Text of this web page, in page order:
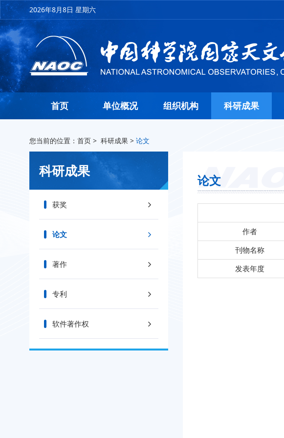
2026年8月8日 星期六
首页 单位概况 组织机构 科研成果
您当前的位置： 首页 > 科研成果 > 论文
科研成果
获奖
论文
著作
专利
软件著作权
论文
作者
刊物名称
发表年度